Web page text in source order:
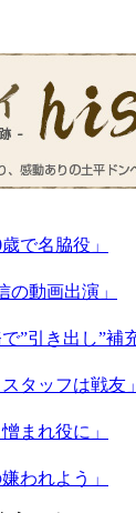
で名脇役」
の動画出演」
”引き出し”補
タッフは戦友」
まれ役に」
われよう」